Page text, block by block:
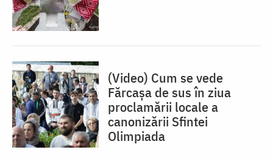
(Video) Cum se vede
Fărcașa de sus în ziua
proclamării locale a
canonizării Sfintei
Olimpiada